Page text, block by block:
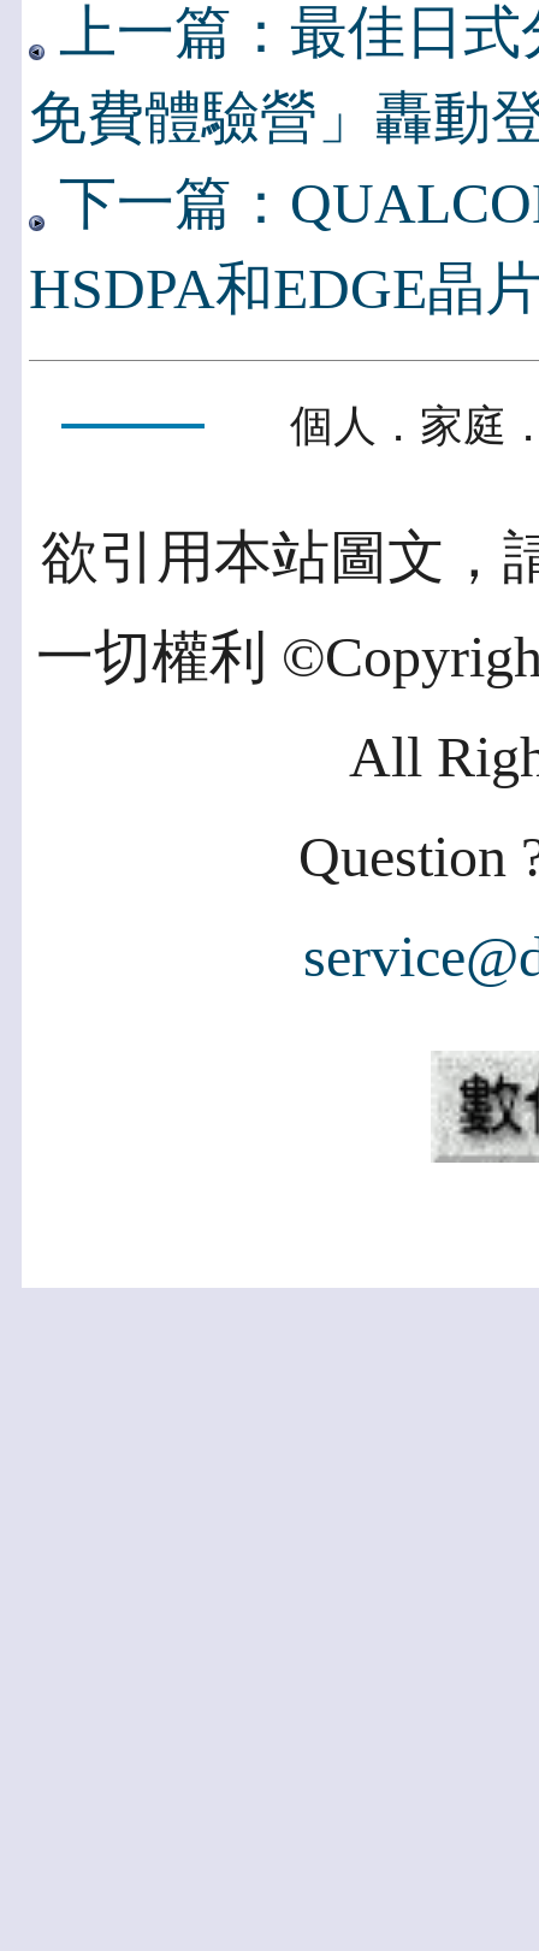
上一篇：最佳日
免費體驗營」轟動
下一篇：
HSDPA和EDGE晶
個人．家庭
欲引用本站圖文，
一切權利
All
Question